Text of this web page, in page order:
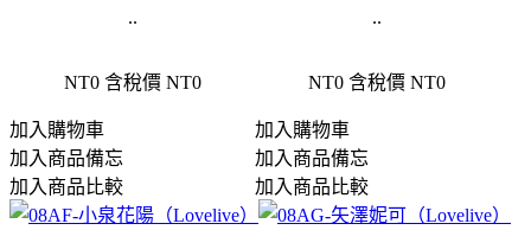
..
NT0 含稅價 NT0
加入購物車
加入商品備忘
加入商品比較
..
NT0 含稅價 NT0
加入購物車
加入商品備忘
加入商品比較